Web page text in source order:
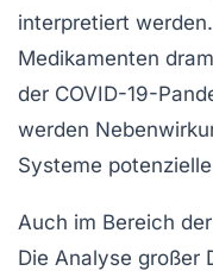
interpretiert
Medikamenten
der COVID-19-
werden
Systeme
Auch im Bereich
Die Analyse großer